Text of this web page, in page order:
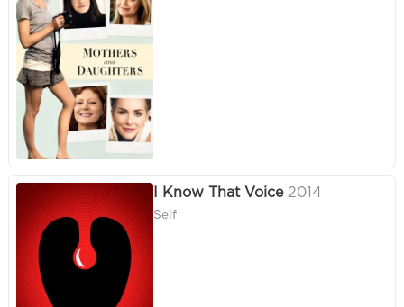
I Know That Voice 2014
Self